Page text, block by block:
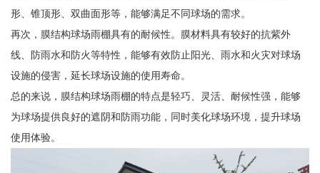
形、锥顶形、双曲面形等，能够满足不同球场的需求。
再次，膜结构球场雨棚具有的耐候性。膜材料具有较好的抗紫外
线、防雨水和防火等特性，能够有效防止阳光、雨水和火灾对球场
设施的侵害，延长球场设施的使用寿命。
总的来说，膜结构球场雨棚的特点是轻巧、灵活、耐候性强，能够
为球场提供良好的遮阴和防雨功能，同时美化球场环境，提升球场
使用体验。